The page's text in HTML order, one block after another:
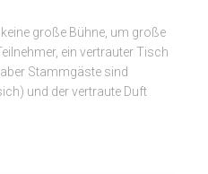
große Bühne, um große
ein vertrauter Tisch
Stammgäste sind
und der vertraute Duft